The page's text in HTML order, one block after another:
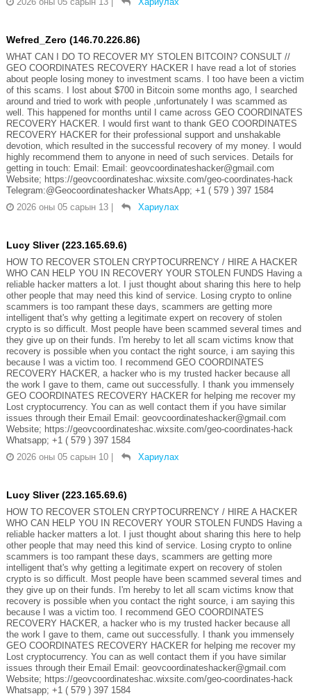
Wefred_Zero (146.70.226.86)
WHAT CAN I DO TO RECOVER MY STOLEN BITCOIN? CONSULT //
GEO COORDINATES RECOVERY HACKER I have read a lot of stories
about people losing money to investment scams. I too have been a victim
of this scams. I lost about $700 in Bitcoin some months ago, I searched
around and tried to work with people ,unfortunately I was scammed as
well. This happened for months until I came across GEO COORDINATES
RECOVERY HACKER. I would first want to thank GEO COORDINATES
RECOVERY HACKER for their professional support and unshakable
devotion, which resulted in the successful recovery of my money. I would
highly recommend them to anyone in need of such services. Details for
getting in touch: Email: Email: geovcoordinateshacker@gmail.com
Website; https://geovcoordinateshac.wixsite.com/geo-coordinates-hack
Telegram:@Geocoordinateshacker WhatsApp; +1 ( 579 ) 397 1584
2026 оны 05 сарын 13 | Хариулах
Lucy Sliver (223.165.69.6)
HOW TO RECOVER STOLEN CRYPTOCURRENCY / HIRE A HACKER
WHO CAN HELP YOU IN RECOVERY YOUR STOLEN FUNDS Having a
reliable hacker matters a lot. I just thought about sharing this here to help
other people that may need this kind of service. Losing crypto to online
scammers is too rampant these days, scammers are getting more
intelligent that's why getting a legitimate expert on recovery of stolen
crypto is so difficult. Most people have been scammed several times and
they give up on their funds. I'm hereby to let all scam victims know that
recovery is possible when you contact the right source, i am saying this
because I was a victim too. I recommend GEO COORDINATES
RECOVERY HACKER, a hacker who is my trusted hacker because all
the work I gave to them, came out successfully. I thank you immensely
GEO COORDINATES RECOVERY HACKER for helping me recover my
Lost cryptocurrency. You can as well contact them if you have similar
issues through their Email Email: geovcoordinateshacker@gmail.com
Website; https://geovcoordinateshac.wixsite.com/geo-coordinates-hack
Whatsapp; +1 ( 579 ) 397 1584
2026 оны 05 сарын 10 | Хариулах
Lucy Sliver (223.165.69.6)
HOW TO RECOVER STOLEN CRYPTOCURRENCY / HIRE A HACKER
WHO CAN HELP YOU IN RECOVERY YOUR STOLEN FUNDS Having a
reliable hacker matters a lot. I just thought about sharing this here to help
other people that may need this kind of service. Losing crypto to online
scammers is too rampant these days, scammers are getting more
intelligent that's why getting a legitimate expert on recovery of stolen
crypto is so difficult. Most people have been scammed several times and
they give up on their funds. I'm hereby to let all scam victims know that
recovery is possible when you contact the right source, i am saying this
because I was a victim too. I recommend GEO COORDINATES
RECOVERY HACKER, a hacker who is my trusted hacker because all
the work I gave to them, came out successfully. I thank you immensely
GEO COORDINATES RECOVERY HACKER for helping me recover my
Lost cryptocurrency. You can as well contact them if you have similar
issues through their Email Email: geovcoordinateshacker@gmail.com
Website; https://geovcoordinateshac.wixsite.com/geo-coordinates-hack
Whatsapp; +1 ( 579 ) 397 1584